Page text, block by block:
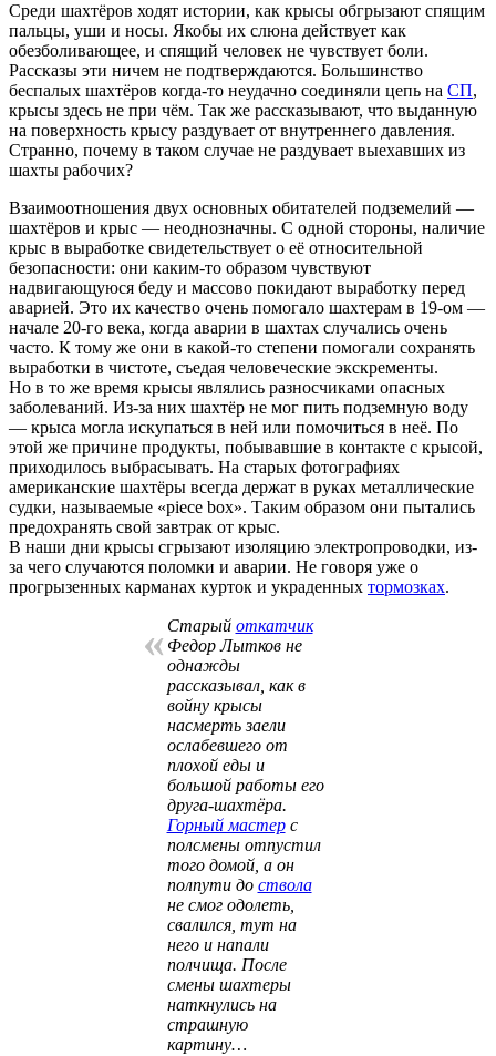
Среди шахтёров ходят истории, как крысы обгрызают спящим
пальцы, уши и носы. Якобы их слюна действует как
обезболивающее, и спящий человек не чувствует боли.
Рассказы эти ничем не подтверждаются. Большинство
беспалых шахтёров когда-то неудачно соединяли цепь на СП,
крысы здесь не при чём. Так же рассказывают, что выданную
на поверхность крысу раздувает от внутреннего давления.
Странно, почему в таком случае не раздувает выехавших из
шахты рабочих?
Взаимоотношения двух основных обитателей подземелий —
шахтёров и крыс — неоднозначны. С одной стороны, наличие
крыс в выработке свидетельствует о её относительной
безопасности: они каким-то образом чувствуют
надвигающуюся беду и массово покидают выработку перед
аварией. Это их качество очень помогало шахтерам в 19-ом —
начале 20-го века, когда аварии в шахтах случались очень
часто. К тому же они в какой-то степени помогали сохранять
выработки в чистоте, съедая человеческие экскременты.
Но в то же время крысы являлись разносчиками опасных
заболеваний. Из-за них шахтёр не мог пить подземную воду
— крыса могла искупаться в ней или помочиться в неё. По
этой же причине продукты, побывавшие в контакте с крысой,
приходилось выбрасывать. На старых фотографиях
американские шахтёры всегда держат в руках металлические
судки, называемые «piece box». Таким образом они пытались
предохранять свой завтрак от крыс.
В наши дни крысы сгрызают изоляцию электропроводки, из-
за чего случаются поломки и аварии. Не говоря уже о
прогрызенных карманах курток и украденных тормозках.
« Старый откатчик
Федор Лытков не
однажды
рассказывал, как в
войну крысы
насмерть заели
ослабевшего от
плохой еды и
большой работы его
друга-шахтёра.
Горный мастерс
полсмены отпустил
того домой, а он
полпути до ствола
не смог одолеть,
свалился, тут на
него и напали
полчища. После
смены шахтеры
наткнулись на
страшную
картину…